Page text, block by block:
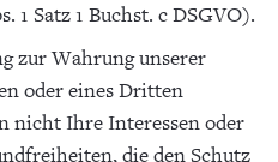
1 Satz 1 Buchst. c DSGVO).
zur Wahrung unserer
oder eines Dritten
nicht Ihre Interessen oder
die den Schutz